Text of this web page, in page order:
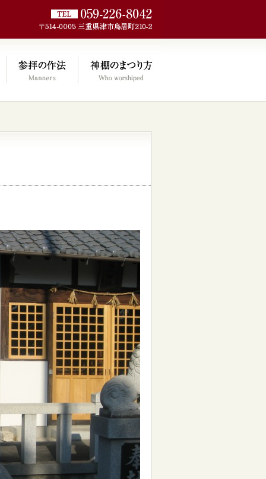
wp-